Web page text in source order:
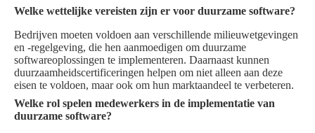
Welke wettelijke vereisten zijn er voor duurzame software?
Bedrijven moeten voldoen aan verschillende milieuwetgevingen
en -regelgeving, die hen aanmoedigen om duurzame
softwareoplossingen te implementeren. Daarnaast kunnen
duurzaamheidscertificeringen helpen om niet alleen aan deze
eisen te voldoen, maar ook om hun marktaandeel te verbeteren.
Welke rol spelen medewerkers in de implementatie van
duurzame software?